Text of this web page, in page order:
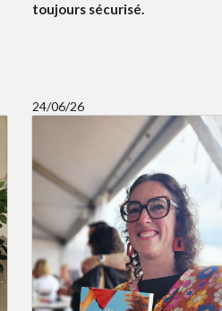
toujours sécurisé.
24/06/26